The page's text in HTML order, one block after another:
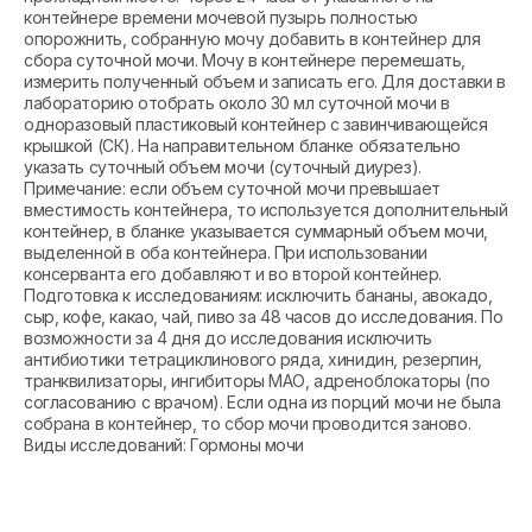
контейнере времени мочевой пузырь полностью
опорожнить, собранную мочу добавить в контейнер для
сбора суточной мочи. Мочу в контейнере перемешать,
измерить полученный объем и записать его. Для доставки в
лабораторию отобрать около 30 мл суточной мочи в
одноразовый пластиковый контейнер с завинчивающейся
крышкой (СК). На направительном бланке обязательно
указать суточный объем мочи (суточный диурез).
Примечание: если объем суточной мочи превышает
вместимость контейнера, то используется дополнительный
контейнер, в бланке указывается суммарный объем мочи,
выделенной в оба контейнера. При использовании
консерванта его добавляют и во второй контейнер.
Подготовка к исследованиям: исключить бананы, авокадо,
сыр, кофе, какао, чай, пиво за 48 часов до исследования. По
возможности за 4 дня до исследования исключить
антибиотики тетрациклинового ряда, хинидин, резерпин,
транквилизаторы, ингибиторы МАО, адреноблокаторы (по
согласованию с врачом). Если одна из порций мочи не была
собрана в контейнер, то сбор мочи проводится заново.
Виды исследований: Гормоны мочи